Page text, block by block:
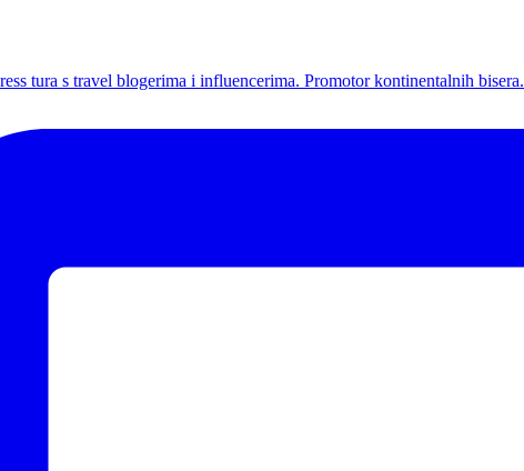
tura s travel blogerima i influencerima. Promotor kontinentalnih bisera.